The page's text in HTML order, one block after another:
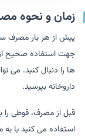
زمان و نحوه
پیش از هر بار مصرف
جهت استفاده صحیح از
ها را دنبال کنید. می
داروخانه بپرسید.
قبل از مصرف، قوطی را